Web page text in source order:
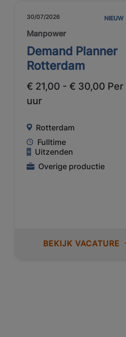
30/07/2026 NIEUW
Manpower
Demand Planner
Rotterdam
€ 21,00 - € 30,00 Per
uur
Rotterdam
Fulltime
Uitzenden
Overige productie
BEKIJK VACATURE